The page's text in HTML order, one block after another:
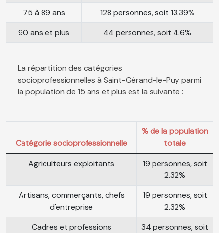
75 à 89 ans
128 personnes, soit 13.39%
90 ans et plus
44 personnes, soit 4.6%
La répartition des catégories
socioprofessionnelles à Saint-Gérand-le-Puy parmi
la population de 15 ans et plus est la suivante :
Catégorie socioprofessionnelle
% de la population
totale
Agriculteurs exploitants
19 personnes, soit
2.32%
Artisans, commerçants, chefs
d'entreprise
19 personnes, soit
2.32%
Cadres et professions
34 personnes, soit